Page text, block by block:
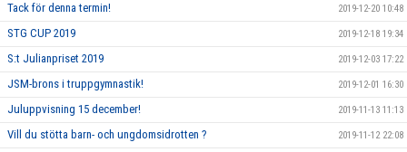
Tack för denna termin! 2019-12-20 10:48
STG CUP 2019 2019-12-18 19:34
S:t Julianpriset 2019 2019-12-03 17:22
JSM-brons i truppgymnastik! 2019-12-01 16:30
Juluppvisning 15 december! 2019-11-13 11:13
Vill du stötta barn- och ungdomsidrotten ? 2019-11-12 22:08